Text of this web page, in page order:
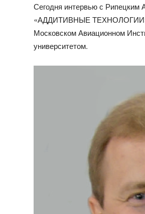
Сегодня интервью с
«АДДИТИВНЫЕ ТЕХНОЛОГИИ»,
Московском Авиационном
университетом.